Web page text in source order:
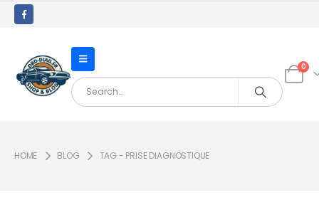
0
HOME BLOG TAG - PRISE DIAGNOSTIQUE